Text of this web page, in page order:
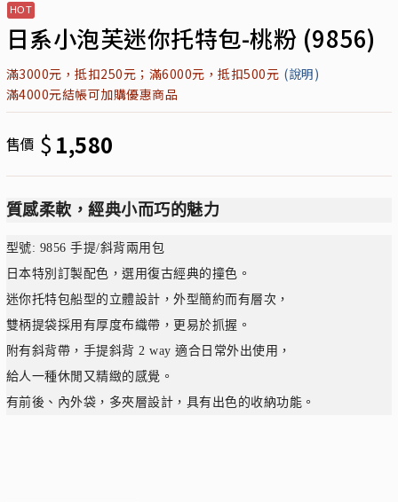
日系小泡芙迷你托特包-桃粉 (9856)
滿3000元，抵扣250元；滿6000元，抵扣500元 (說明)
滿4000元結帳可加購優惠商品
售價 $ 1,580
質感柔軟，經典小而巧的魅力
型號: 9856 手提/斜背兩用包
日本特別訂製配色，選用復古經典的撞色。
迷你托特包船型的立體設計，外型簡約而有層次，
雙柄提袋採用有厚度布織帶，更易於抓握。
附有斜背帶，手提斜背 2 way 適合日常外出使用，
給人一種休閒又精緻的感覺。
有前後、內外袋，多夾層設計，具有出色的收納功能。